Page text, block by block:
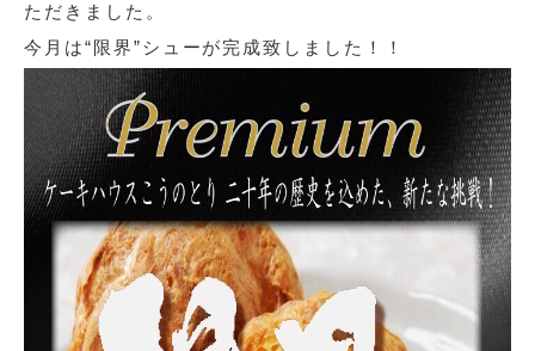
ただきました。
今月は“限界”シューが完成致しました！！